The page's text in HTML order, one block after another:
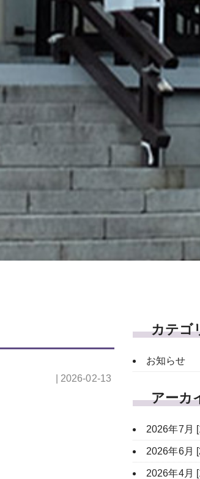
| 2026-02-13
カテゴ
お知らせ
アーカ
2026年7月
2026年6月
2026年4月